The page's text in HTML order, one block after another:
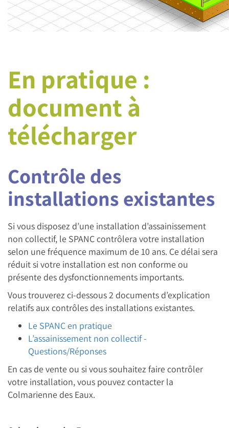
En pratique :
document à
télécharger
Contrôle des
installations existantes
Si vous disposez d’une installation d’assainissement
non collectif, le SPANC contrôlera votre installation
selon une fréquence maximum de 10 ans. Ce délai sera
réduit si votre installation est non conforme ou
présente des dysfonctionnements importants.
Vous trouverez ci-dessous 2 documents d’explication
relatifs aux contrôles des installations existantes.
Le SPANC en pratique
L’assainissement non collectif -
Questions/Réponses
​​En cas de vente ou si vous souhaitez faire contrôler
votre installation, vous pouvez contacter la
Colmarienne des Eaux.